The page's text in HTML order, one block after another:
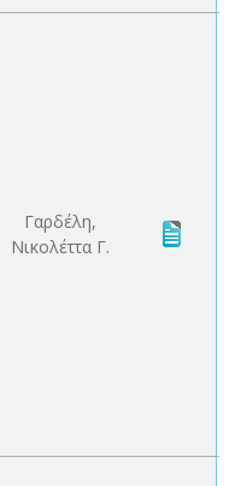
Γαρδέλη,
Νικολέττα Γ.